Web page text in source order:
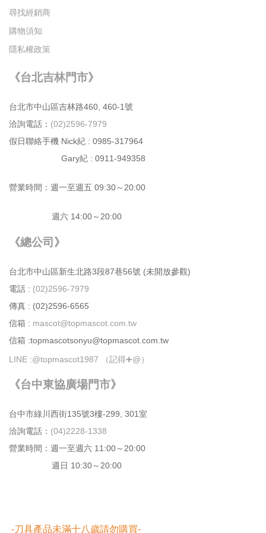
尋找經銷商
購物須知
隱私權政策
《台北吉林門市》
台北市中⼭區吉林路460, 460-1號
洽詢電話： (02)2596-7979
假日聯絡手機 Nick紀 : 0985-317964
Gary紀 : 0911-949358
營業時間：週⼀⾄週五 09:30～20:00
週六 14:00～20:00
《總公司》
台北市中⼭區新⽣北路3段87巷56號 (未開放參觀)
電話 : (02)2596-7979
傳真 : (02)2596-6565
信箱 : mascot@topmascot.com.tw
信箱 :topmascotsonyu@topmascot.com.tw
LINE :@topmascot1987 （記得➕@）
《台中東協廣場門市》
台中市綠川⻄街135號3樓-299, 301室
洽詢電話： (04)2228-1338
營業時間：週⼀⾄週六 11:00～20:00
週日 10:30～20:00
-刀具產品未滿十八歲請勿購買-